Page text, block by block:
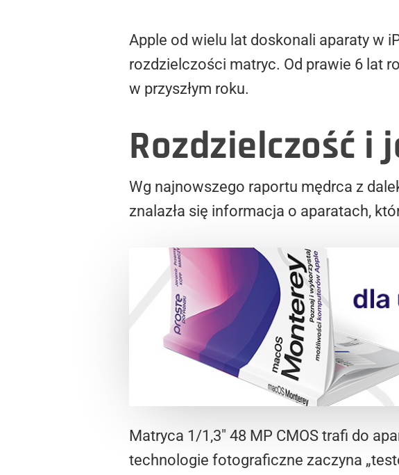
Apple od wielu lat doskonali aparaty w
rozdzielczości matryc. Od prawie 6 lat
w przyszłym roku.
Rozdzielczość i
Wg najnowszego raportu mędrca z
znalazła się informacja o aparatach,
Matryca 1/1,3″ 48 MP CMOS trafi do
technologie fotograficzne zaczyna